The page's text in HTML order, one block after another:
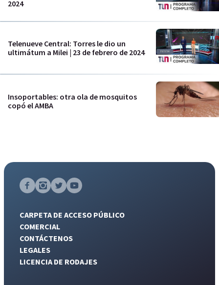
2024
Telenueve Central: Torres le dio un
ultimátum a Milei | 23 de febrero de 2024
Insoportables: otra ola de mosquitos
copó el AMBA
CARPETA DE ACCESO PÚBLICO
COMERCIAL
CONTÁCTENOS
LEGALES
LICENCIA DE RODAJES